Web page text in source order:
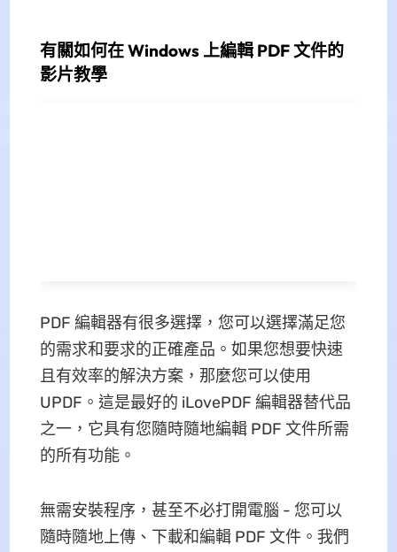
有關如何在 Windows 上編輯 PDF 文件的
影片教學
PDF 編輯器有很多選擇，您可以選擇滿足您
的需求和要求的正確產品。如果您想要快速
且有效率的解決方案，那麼您可以使用
UPDF。這是最好的 iLovePDF 編輯器替代品
之一，它具有您隨時隨地編輯 PDF 文件所需
的所有功能。
無需安裝程序，甚至不必打開電腦 - 您可以
隨時隨地上傳、下載和編輯 PDF 文件。我們